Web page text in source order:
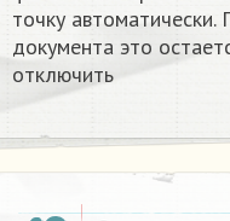
точку
документа это
отключить